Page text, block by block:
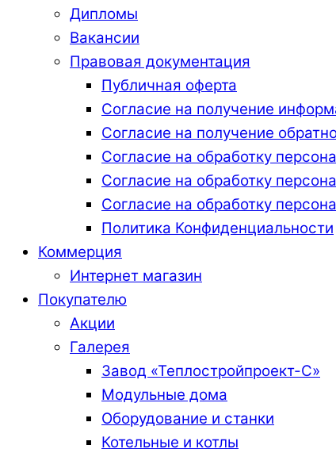
Дипломы
Вакансии
Правовая документация
Публичная оферта
Согласие на получение
Согласие на получение
Согласие на обработку
Согласие на обработку
Согласие на обработку
Политика Конфиденциальности
Коммерция
Интернет магазин
Покупателю
Акции
Галерея
Завод «Теплостройпроект-С»
Модульные дома
Оборудование и станки
Котельные и котлы